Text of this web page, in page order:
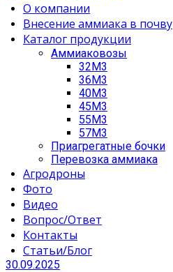
О компании
Внесение аммиака в почву
Каталог продукции
Аммиаковозы
32М3
36М3
40М3
45М3
55М3
57М3
Приагрегатные бочки
Перевозка аммиака
Агродроны
Фото
Видео
Вопрос/Ответ
Контакты
Статьи/Блог
30.09.2025